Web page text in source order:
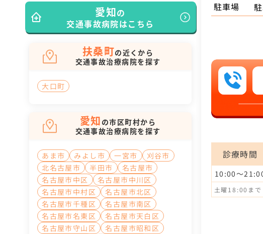
駐車場
診療時間
10:00～
土曜18:00まで
愛知の
交通事故病院はこちら
扶桑町の近くから
交通事故治療病院を探す
大口町
愛知 の市区町村から
交通事故治療病院を探す
あま市 みよし市 一宮市
刈谷市
北名古屋市
半田市
名古屋市
名古屋市中区
名古屋市中川区
名古屋市中村区
名古屋市北区
名古屋市千種区
名古屋市南区
名古屋市名東区
名古屋市天白区
名古屋市守山区
名古屋市昭和区